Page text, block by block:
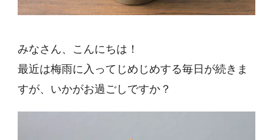
みなさん、こんにちは！
最近は梅雨に入ってじめじめする毎日が続きま
すが、いかがお過ごしですか？